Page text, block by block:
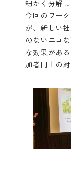
細かく分解
今回のワー
が、新しい
のないエコ
な効果があ
加者同士の